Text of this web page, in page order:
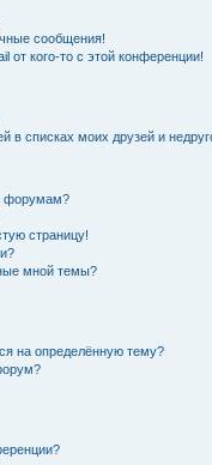
сообщения!
от кого-то с этой конференции!
в списках моих друзей и
форумам?
страницу!
мной темы?
на определённую тему?